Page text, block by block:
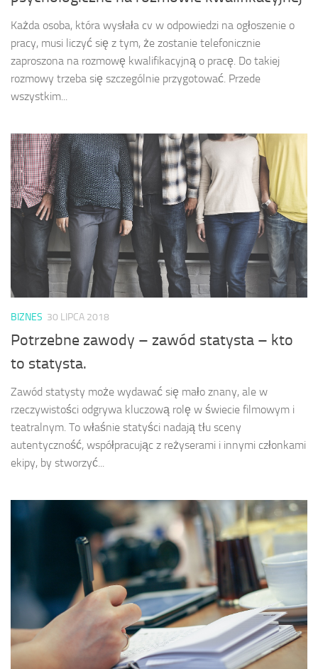
Każda osoba, która wysłała cv w odpowiedzi na ogłoszenie o
pracy, musi liczyć się z tym, że zostanie telefonicznie
zaproszona na rozmowę kwalifikacyjną o pracę. Do takiej
rozmowy trzeba się szczególnie przygotować. Przede
wszystkim...
BIZNES 30 LIPCA 2018
Potrzebne zawody – zawód statysta – kto
to statysta.
Zawód statysty może wydawać się mało znany, ale w
rzeczywistości odgrywa kluczową rolę w świecie filmowym i
teatralnym. To właśnie statyści nadają tłu sceny
autentyczność, współpracując z reżyserami i innymi członkami
ekipy, by stworzyć...